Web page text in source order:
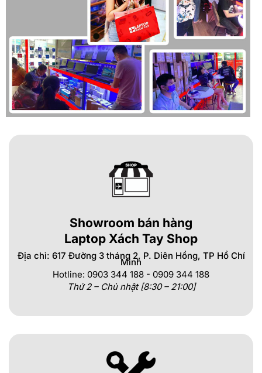
Showroom bán hàng
Laptop Xách Tay Shop
Địa chỉ: 617 Đường 3 tháng 2, P. Diên Hồng, TP Hồ Chí
Minh
Hotline: 0903 344 188 - 0909 344 188
Thứ 2 – Chủ nhật [8:30 – 21:00]